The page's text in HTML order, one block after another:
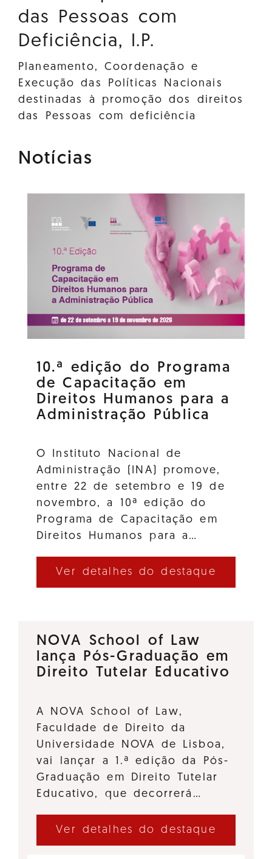
das Pessoas com
Deficiência, I.P.
Planeamento, Coordenação e
Execução das Políticas Nacionais
destinadas à promoção dos direitos
das Pessoas com deficiência
Notícias
10.ª edição do Programa
de Capacitação em
Direitos Humanos para a
Administração Pública
O Instituto Nacional de
Administração (INA) promove,
entre 22 de setembro e 19 de
novembro, a 10ª edição do
Programa de Capacitação em
Direitos Humanos para a…
Ver detalhes do destaque
NOVA School of Law
lança Pós-Graduação em
Direito Tutelar Educativo
A NOVA School of Law,
Faculdade de Direito da
Universidade NOVA de Lisboa,
vai lançar a 1.ª edição da Pós-
Graduação em Direito Tutelar
Educativo, que decorrerá…
Ver detalhes do destaque